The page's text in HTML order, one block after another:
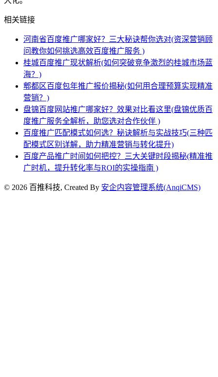
相关链接
河南省百度推广哪家好？三大秘诀帮你选对(资深营销顾
问教你如何挑选高效百度推广服务 )
桂城百度推广现状解析(如何突破竞争激烈的桂城市场蓝
海？)
郫都区百度包年推广报价揭秘(如何用合理预算实现精准
营销？)
盘锦百度网站推广哪家好？效果对比看这里(盘锦优质百
度推广服务全解析，助您选对合作伙伴 )
百度推广匹配模式如何选？秘诀解析与实战技巧(三种匹
配模式区别详解，助力精准营销与转化提升)
百度产品推广时间如何把控？三大关键时段揭秘(精准推
广时机，提升转化率与ROI的实操指南 )
© 2026 百推科技, Created By 安企内容管理系统(AnqiCMS)